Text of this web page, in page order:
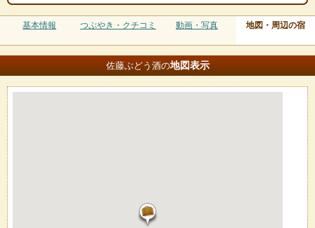
基本情報 つぶやき・クチコミ 動画・写真 地図・周辺の宿
佐藤ぶどう酒の地図表示